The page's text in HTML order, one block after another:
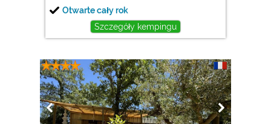
Otwarte cały rok
Szczegóły kempingu